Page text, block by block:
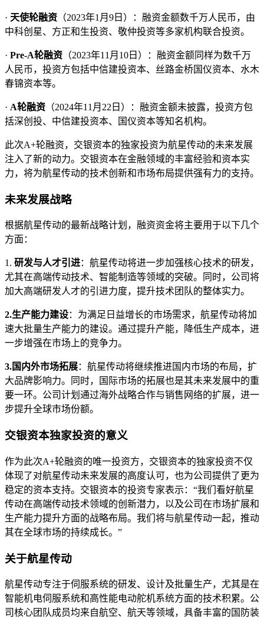
· 天使轮融资 （2023年1月9日）：融资金额数千万人民币，由
中科创星、方正和生投资、敬仲投资等多家机构联合投资。
· Pre-A轮融资 （2023年11月10日）：融资金额同样为数千万
人民币，投资方包括中信建投资本、丝路金桥国仪资本、水木
春锦资本等。
· A轮融资 （2024年11月22日）：融资金额未披露，投资方包
括深创投、中信建投资本、国仪资本等知名机构。
此次A+轮融资，交银资本的独家投资为航星传动的未来发展
注入了新的动力。交银资本在金融领域的丰富经验和资本实
力，将为航星传动的技术创新和市场布局提供强有力的支持。
未来发展战略
根据航星传动的最新战略计划，融资资金将主要用于以下几个
方面：
1. 研发与人才引进：航星传动将进一步加强核心技术的研发，
尤其在高端传动技术、智能制造等领域的突破。同时，公司将
加大高端研发人才的引进力度，提升技术团队的整体实力。
2.生产能力建设：为满足日益增长的市场需求，航星传动将加
速大批量生产能力的建设。通过提升产能，降低生产成本，进
一步增强在市场上的竞争力。
3.国内外市场拓展：航星传动将继续推进国内市场的布局，扩
大品牌影响力。同时，国际市场的拓展也是其未来发展中的重
要一环。公司计划通过海外战略合作与销售网络的扩展，进一
步提升全球市场份额。
交银资本独家投资的意义
作为此次A+轮融资的唯一投资方，交银资本的独家投资不仅
体现了对航星传动未来发展的高度认可，也为公司提供了更为
稳定的资本支持。交银资本的投资专家表示：“我们看好航星
传动在高端传动技术领域的创新潜力，以及公司在市场扩展和
生产能力提升方面的战略布局。我们将与航星传动一起，推动
其在全球市场的持续成长。”
关于航星传动
航星传动专注于伺服系统的研发、设计及批量生产，尤其是在
智能机电伺服系统和高性能电动舵机系统方面的技术积累。公
司核心团队成员均来自航空、航天等领域，具备丰富的国防装